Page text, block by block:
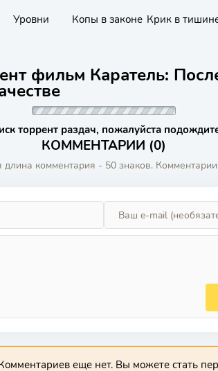
Уровни Копы в законе Крик в
фильм Каратель:
торрент раздач, пожалуйста
КОММЕНТАРИИ (0)
комментария - 50 знаков.
еще нет. Вы можете стать